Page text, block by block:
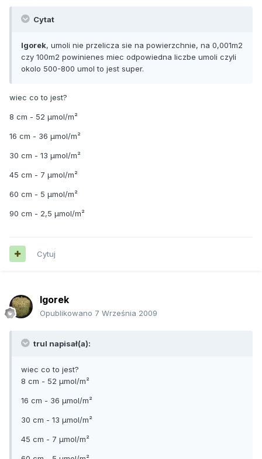
Cytat
lgorek, umoli nie przelicza sie na powierzchnie, na 0,001m2
czy 100m2 powinienes miec odpowiedna liczbe umoli czyli
okolo 500-800 umol to jest super.
wiec co to jest?
8 cm - 52 µmol/m²
16 cm - 36 µmol/m²
30 cm - 13 µmol/m²
45 cm - 7 µmol/m²
60 cm - 5 µmol/m²
90 cm - 2,5 µmol/m²
Cytuj
lgorek
Opublikowano 7 Września 2009
trul napisał(a):
wiec co to jest?
8 cm - 52 µmol/m²
16 cm - 36 µmol/m²
30 cm - 13 µmol/m²
45 cm - 7 µmol/m²